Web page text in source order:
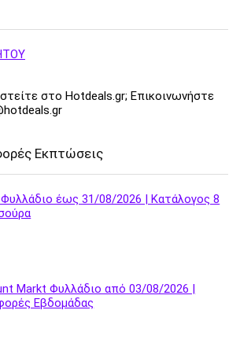
στο Hotdeals.gr; Επικοινωνήστε
Εκπτώσεις
Φυλλάδιο έως 31/08/2026 | Κατάλογος 8
Markt Φυλλάδιο από 03/08/2026 |
Εβδομάδας